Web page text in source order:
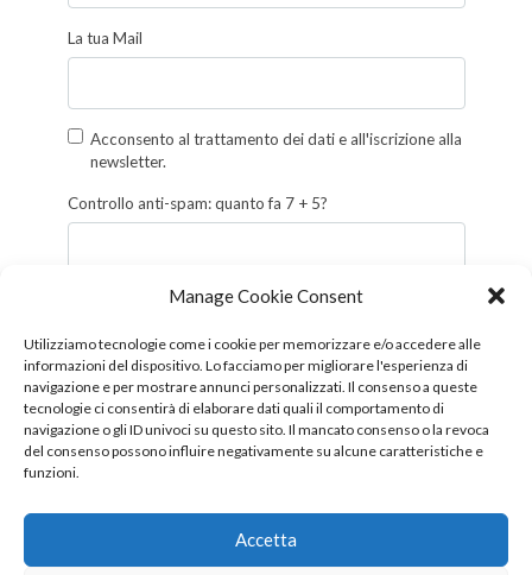
Manage Cookie Consent
Utilizziamo tecnologie come i cookie per memorizzare e/o accedere alle
informazioni del dispositivo. Lo facciamo per migliorare l'esperienza di
navigazione e per mostrare annunci personalizzati. Il consenso a queste
tecnologie ci consentirà di elaborare dati quali il comportamento di
navigazione o gli ID univoci su questo sito. Il mancato consenso o la revoca
del consenso possono influire negativamente su alcune caratteristiche e
funzioni.
Accetta
La tua Mail
Acconsento al trattamento dei dati e all'iscrizione alla
newsletter.
Controllo anti-spam: quanto fa 7 + 5?
Follow us!